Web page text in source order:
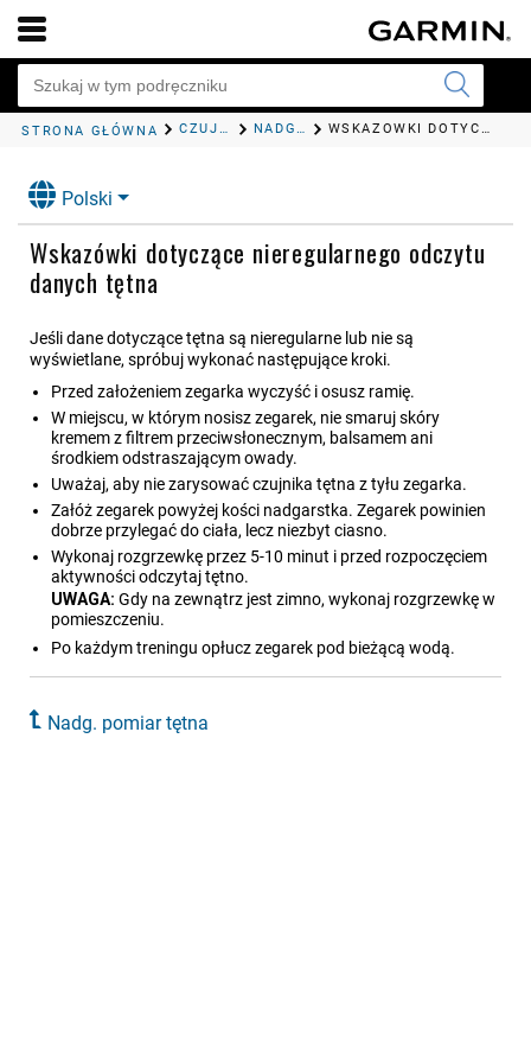
STRONA GŁÓWNA CZUJNIKI I AKCESORIA NADG. POMIAR TĘTNA WSKAZÓWKI DOTYCZĄCE NIEREGULARNEGO ODCZYTU DANYCH TĘTNA
Polski
Wskazówki dotyczące nieregularnego odczytu
danych tętna
Jeśli dane dotyczące tętna są nieregularne lub nie są
wyświetlane, spróbuj wykonać następujące kroki.
Przed założeniem zegarka wyczyść i osusz ramię.
W miejscu, w którym nosisz zegarek, nie smaruj skóry
kremem z filtrem przeciwsłonecznym, balsamem ani
środkiem odstraszającym owady.
Uważaj, aby nie zarysować czujnika tętna z tyłu zegarka.
Załóż zegarek powyżej kości nadgarstka. Zegarek powinien
dobrze przylegać do ciała, lecz niezbyt ciasno.
Wykonaj rozgrzewkę przez 5-10 minut i przed rozpoczęciem
aktywności odczytaj tętno.
UWAGA: Gdy na zewnątrz jest zimno, wykonaj rozgrzewkę w
pomieszczeniu.
Po każdym treningu opłucz zegarek pod bieżącą wodą.
Nadg. pomiar tętna